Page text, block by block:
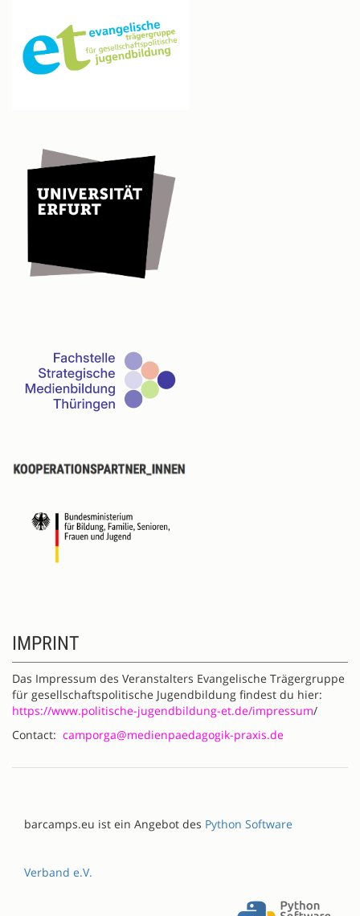
IMPRINT
Das Impressum des Veranstalters Evangelische Trägergruppe
für gesellschaftspolitische Jugendbildung findest du hier:
https://www.politische-jugendbildung-et.de/impressum/
Contact: camporga@medienpaedagogik-praxis.de
barcamps.eu ist ein Angebot des Python Software
Verband e.V.